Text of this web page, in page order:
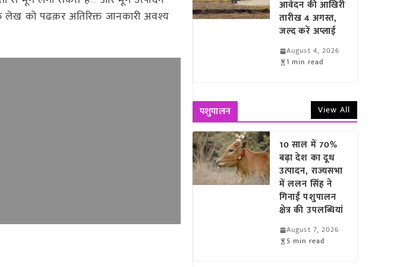
को पढक़र अतिरिक्त जानकारी अवश्य
आवेदन की आखिरी
तारीख 4 अगस्त,
जल्द करें अप्लाई
August 4, 2026
1 min read
पशुपालन View All
10 साल में 70%
बढ़ा देश का दूध
उत्पादन, राज्यसभा
में ललन सिंह ने
गिनाईं पशुपालन
क्षेत्र की उपलब्धियां
August 7, 2026
5 min read